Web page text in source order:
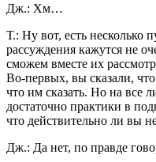
Дж.: Хм…
Т.: Ну вот, есть несколько
рассуждения кажутся не
сможем вместе их
Во-первых, вы сказали,
что им сказать. Но на все
достаточно практики в
что действительно ли вы
Дж.: Да нет, по правде